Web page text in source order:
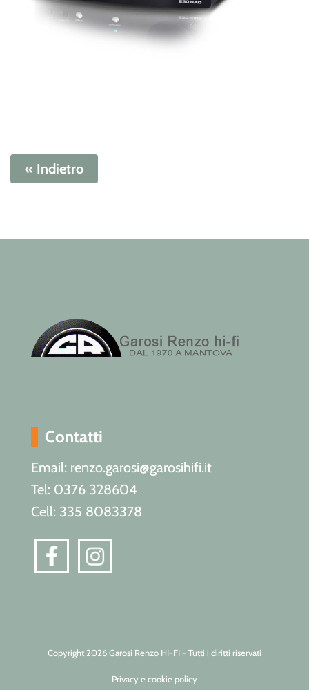
« Indietro
Contatti
Email: renzo.garosi@garosihifi.it
Tel: 0376 328604
Cell: 335 8083378
Copyright 2026 Garosi Renzo HI-FI - Tutti i diritti riservati
Privacy e cookie policy